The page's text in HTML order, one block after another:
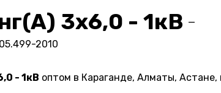
3х6,0 - 1кВ —
2010
- 1кВ оптом в Караганде, Алматы, Астане,